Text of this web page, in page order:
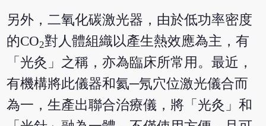
另外，二氧化碳激光器，由於低功率密度
的CO2對人體組織以產生熱效應為主，有
「光灸」之稱，亦為臨床所常用。最近，
有機構將此儀器和氦─氖穴位激光儀合而
為一，生產出聯合治療儀，將「光灸」和